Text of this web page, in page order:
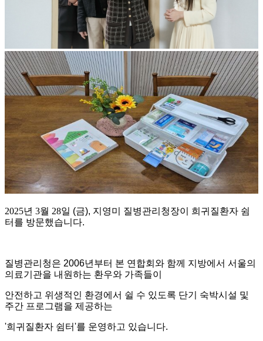
2025년 3월 28일 (금), 지영미 질병관리청장이 희귀질환자 쉼
터를 방문했습니다.
질병관리청은 2006년부터 본 연합회와 함께 지방에서 서울의
의료기관을 내원하는 환우와 가족들이
안전하고 위생적인 환경에서 쉴 수 있도록 단기 숙박시설 및
주간 프로그램을 제공하는
'희귀질환자 쉼터'를 운영하고 있습니다.